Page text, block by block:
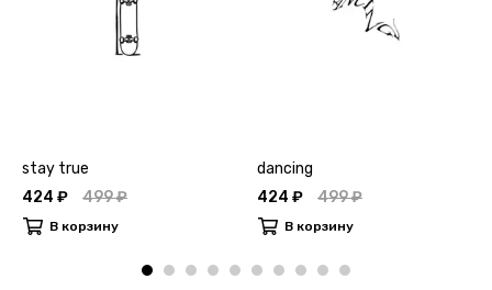
stay true
424 ₽
499 ₽
В корзину
dancing
424 ₽
499 ₽
В корзину